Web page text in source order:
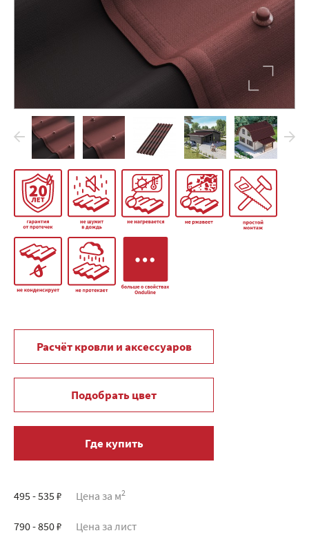
Расчёт кровли и аксессуаров
Подобрать цвет
Где купить
495 - 535 ₽ Цена за м2
790 - 850 ₽ Цена за лист